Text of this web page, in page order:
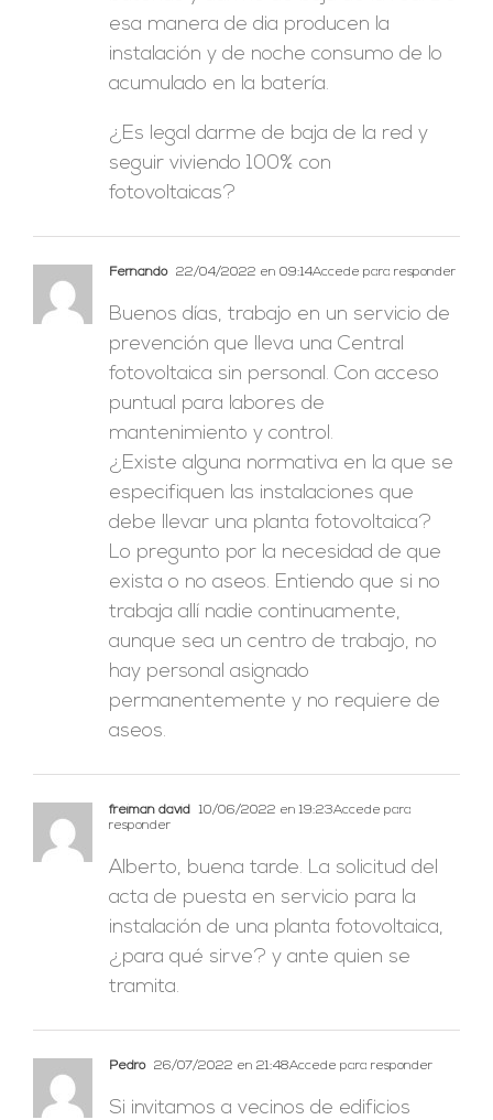
esa manera de dia producen la
instalación y de noche consumo de lo
acumulado en la batería.
¿Es legal darme de baja de la red y
seguir viviendo 100% con
fotovoltaicas?
Fernando 22/04/2022 en 09:14Accede para responder
Buenos días, trabajo en un servicio de
prevención que lleva una Central
fotovoltaica sin personal. Con acceso
puntual para labores de
mantenimiento y control.
¿Existe alguna normativa en la que se
especifiquen las instalaciones que
debe llevar una planta fotovoltaica?
Lo pregunto por la necesidad de que
exista o no aseos. Entiendo que si no
trabaja allí nadie continuamente,
aunque sea un centro de trabajo, no
hay personal asignado
permanentemente y no requiere de
aseos.
freiman david 10/06/2022 en 19:23Accede para
responder
Alberto, buena tarde. La solicitud del
acta de puesta en servicio para la
instalación de una planta fotovoltaica,
¿para qué sirve? y ante quien se
tramita.
Pedro 26/07/2022 en 21:48Accede para responder
Si invitamos a vecinos de edificios